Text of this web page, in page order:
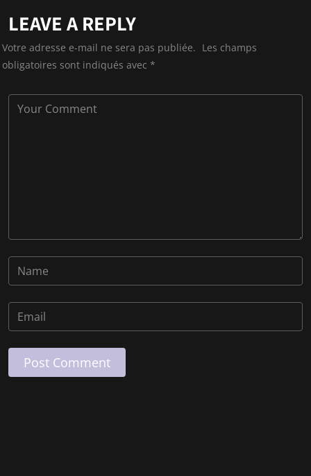
LEAVE A REPLY
Votre adresse e-mail ne sera pas publiée. Les champs
obligatoires sont indiqués avec *
Post Comment